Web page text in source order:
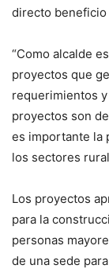
directo beneficio
“Como alcalde
proyectos que
requerimientos
proyectos son
es importante la
los sectores
Los proyectos
para la
personas
de una sede